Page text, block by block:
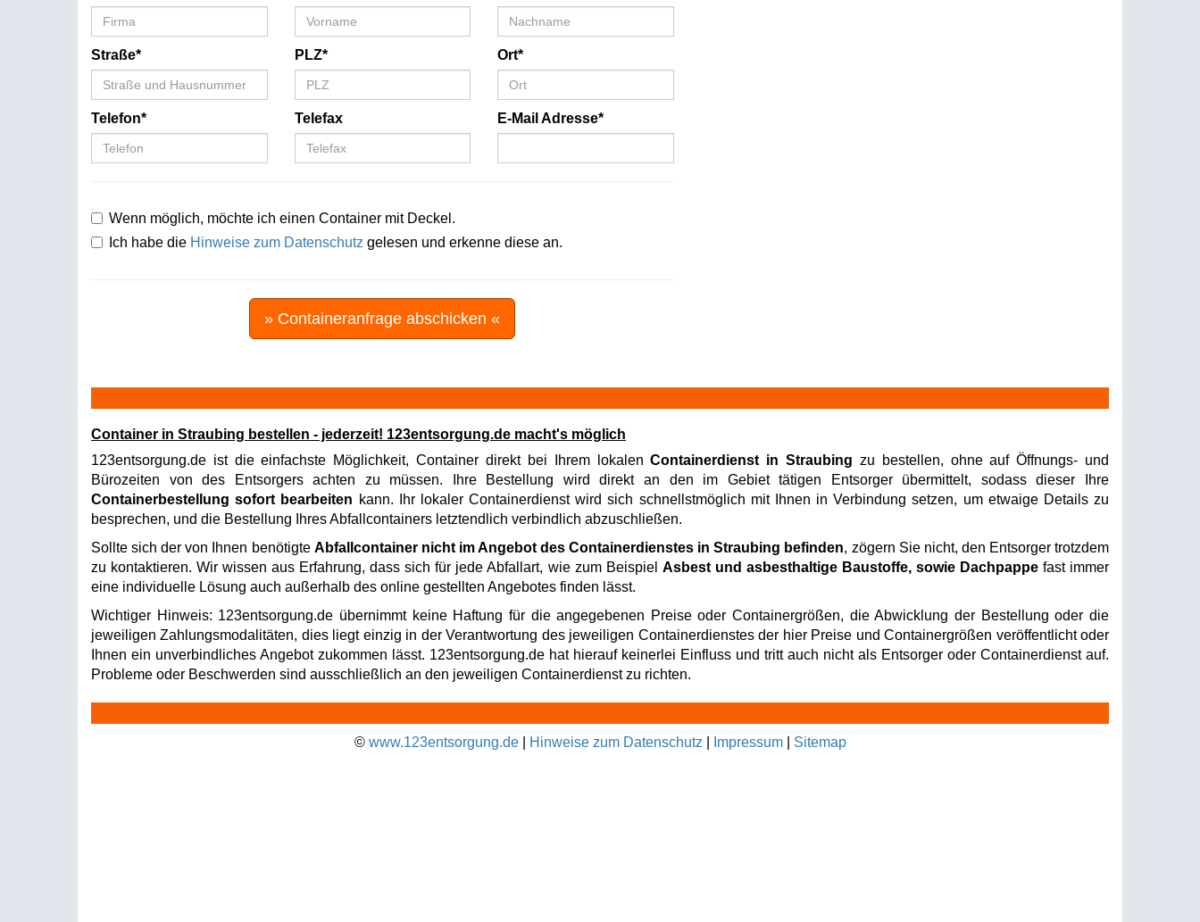
Straße* PLZ* Ort*
Telefon* Telefax E-Mail Adresse*
Wenn möglich, möchte ich einen Container mit Deckel.
Ich habe die Hinweise zum Datenschutz gelesen und erkenne diese an.
» Containeranfrage abschicken «
Container in Straubing bestellen - jederzeit! 123entsorgung.de macht's möglich
123entsorgung.de ist die einfachste Möglichkeit, Container direkt bei Ihrem lokalenContainerdienst in Straubing zu bestellen, ohne auf Öffnungs- und
Bürozeiten von des Entsorgers achten zu müssen. Ihre Bestellung wird direkt an den im Gebiet tätigen Entsorger übermittelt, sodass dieser Ihre
Containerbestellung sofort bearbeiten kann. Ihr lokaler Containerdienst wird sich schnellstmöglich mit Ihnen in Verbindung setzen, um etwaige Details zu
besprechen, und die Bestellung Ihres Abfallcontainers letztendlich verbindlich abzuschließen.
Sollte sich der von Ihnen benötigte Abfallcontainer nicht im Angebot des Containerdienstes in Straubing befinden, zögern Sie nicht, den Entsorger trotzdem
zu kontaktieren. Wir wissen aus Erfahrung, dass sich für jede Abfallart, wie zum Beispiel Asbest und asbesthaltige Baustoffe, sowie Dachpappefast immer
eine individuelle Lösung auch außerhalb des online gestellten Angebotes finden lässt.
Wichtiger Hinweis: 123entsorgung.de übernimmt keine Haftung für die angegebenen Preise oder Containergrößen, die Abwicklung der Bestellung oder die
jeweiligen Zahlungsmodalitäten, dies liegt einzig in der Verantwortung des jeweiligen Containerdienstes der hier Preise und Containergrößen veröffentlicht oder
Ihnen ein unverbindliches Angebot zukommen lässt. 123entsorgung.de hat hierauf keinerlei Einfluss und tritt auch nicht als Entsorger oder Containerdienst auf.
Probleme oder Beschwerden sind ausschließlich an den jeweiligen Containerdienst zu richten.
© www.123entsorgung.de| Hinweise zum Datenschutz Impressum| Sitemap